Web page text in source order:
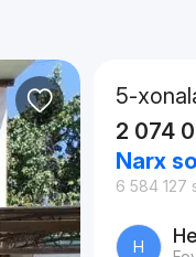
5-
2 074
Narx
6 584 127
Н